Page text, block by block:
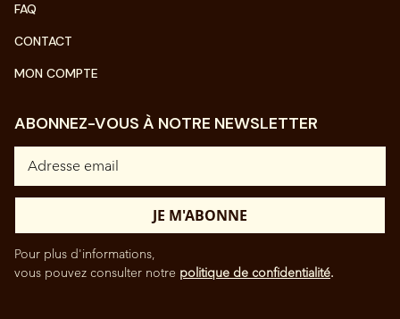
FAQ
CONTACT
MON COMPTE
ABONNEZ-VOUS À NOTRE NEWSLETTER
Pour plus d'informations,
vous pouvez consulter notre politique de confidentialité.